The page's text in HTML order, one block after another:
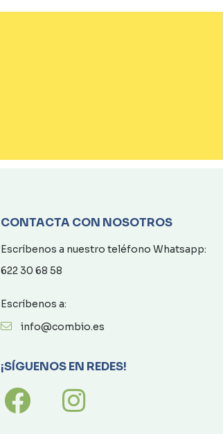
CONTACTA CON NOSOTROS
Escríbenos a nuestro teléfono Whatsapp:
622 30 68 58
Escríbenos a:
info@combio.es
¡SÍGUENOS EN REDES!